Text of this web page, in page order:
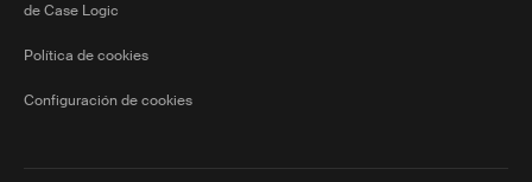
de Case Logic
Política de cookies
Configuración de cookies